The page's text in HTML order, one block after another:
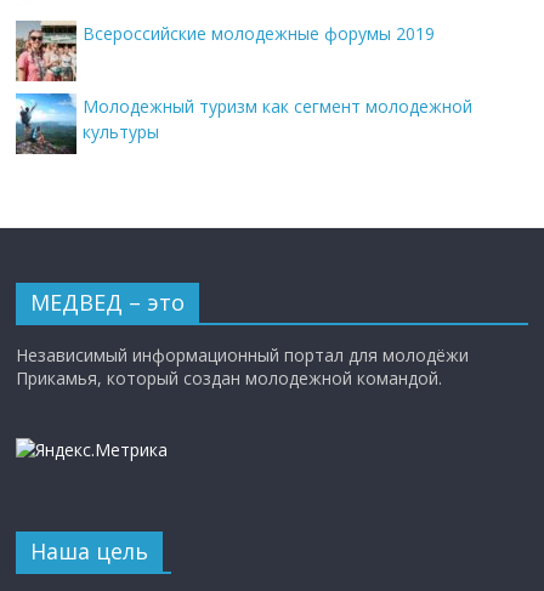
Всероссийские молодежные форумы 2019
Молодежный туризм как сегмент молодежной
культуры
МЕДВЕД – это
Независимый информационный портал для молодёжи
Прикамья, который создан молодежной командой.
Наша цель